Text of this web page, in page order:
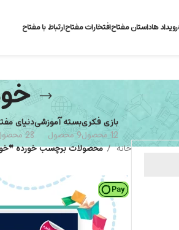
رویداد هاداستان مفتاحافتخارات مفتاحارتباط با مفتاح
بازی فکری
12 محصول
بسته آموزشی
9 محصول
دنیای
28 محصول
خانه محصولات برچسب خورده